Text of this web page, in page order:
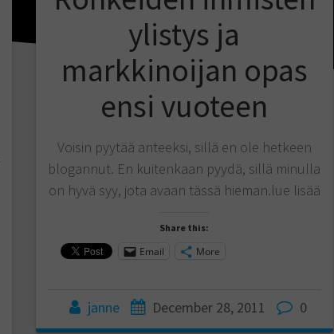
ylistys ja
markkinoijan opas
ensi vuoteen
Voisin pyytää anteeksi, sillä en ole hetkeen
blogannut. En kuitenkaan pyydä, sillä minulla
on hyvä syy, jota avaan tässä hieman.lue lisää
Share this:
Email More
janne December 28, 2011 0